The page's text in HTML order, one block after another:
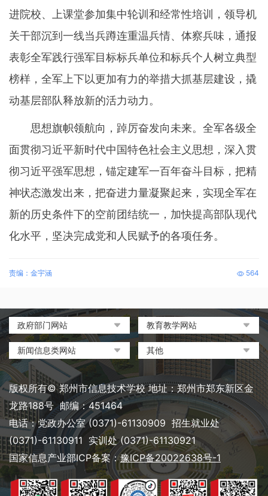
进院校、上课堂参加集中轮训和经常性培训，领导机
关干部沉到一线当兵蹲连重温兵情、体察兵味，通报
表彰全军践行强军目标标兵单位和标兵个人树立典型
榜样，全军上下以更加有力的举措大抓基层建设，撬
动基层部队释放新的活力动力。
思想旗帜领航向，踔厉奋发向未来。全军各级全
面贯彻习近平新时代中国特色社会主义思想，深入贯
彻习近平强军思想，锚定建军一百年奋斗目标，把精
神状态激发出来，把奋进力量凝聚起来，实现全军在
新的历史条件下的空前团结统一，加快提高部队现代
化水平，坚决完成党和人民赋予的各项任务。
责编：金宇涵 564
政府部门网站
中国政府网
河南省人民政府
郑州市人民政府
教育教学网站
教育部政府门户网站
中国职业教育与成人教育网
河南省教育厅
河南省职业教育与成人教育
网
郑州市教育局政务网
郑州教育信息网
新闻信息类网站
环球网
凤凰网
搜狐
网易
新浪
其他
中央电化教育馆
中国教育和科研计算机网
电脑报
大象网|河南网络广播电视台
版权所有© 郑州市信息技术学校 地址：郑州市郑东新区金
龙路188号 邮编：451464
电话：党政办公室 (0371)-61130909 招生就业处
(0371)-61130911 实训处 (0371)-61130921
国家信息产业部ICP备案：豫ICP备20022638号-1